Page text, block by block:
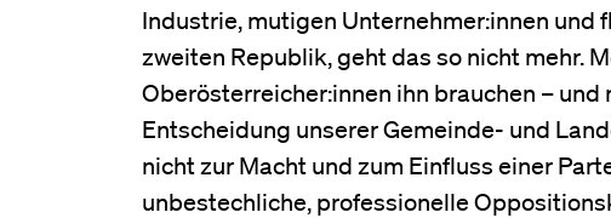
Industrie, mutigen Unternehmer:innen
zweiten Republik, geht das so nicht mehr.
Oberösterreicher:innen ihn brauchen –
Entscheidung unserer Gemeinde- und
nicht zur Macht und zum Einfluss einer
unbestechliche, professionelle